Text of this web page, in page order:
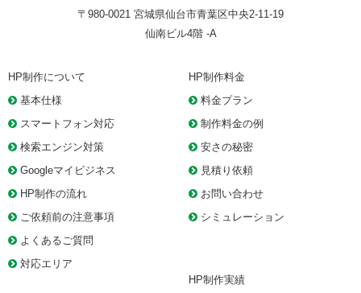
〒980-0021 宮城県仙台市青葉区中央2-11-19
仙南ビル4階 -A
HP制作について
基本仕様
スマートフォン対応
検索エンジン対策
Googleマイビジネス
HP制作の流れ
ご依頼前の注意事項
よくあるご質問
対応エリア
HP制作料金
料金プラン
制作料金の例
安さの秘密
見積り依頼
お問い合わせ
シミュレーション
HP制作実績